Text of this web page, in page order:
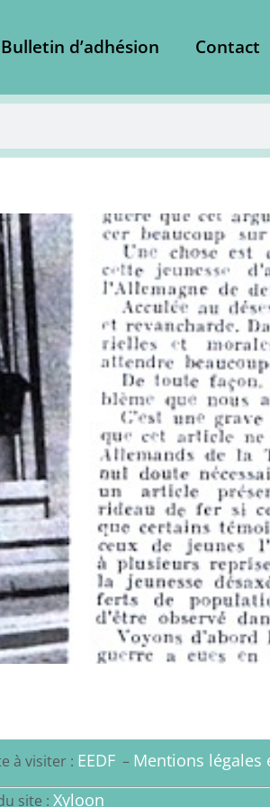
Bulletin d’adhésion Contact
à visiter : EEDF – Mentions
site : Xyloon